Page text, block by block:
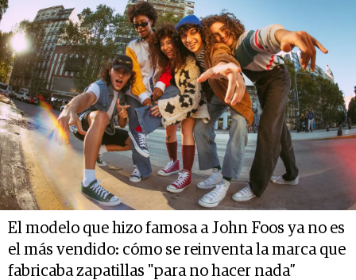
El modelo que hizo famosa a John Foos ya no es
el más vendido: cómo se reinventa la marca que
fabricaba zapatillas "para no hacer nada”